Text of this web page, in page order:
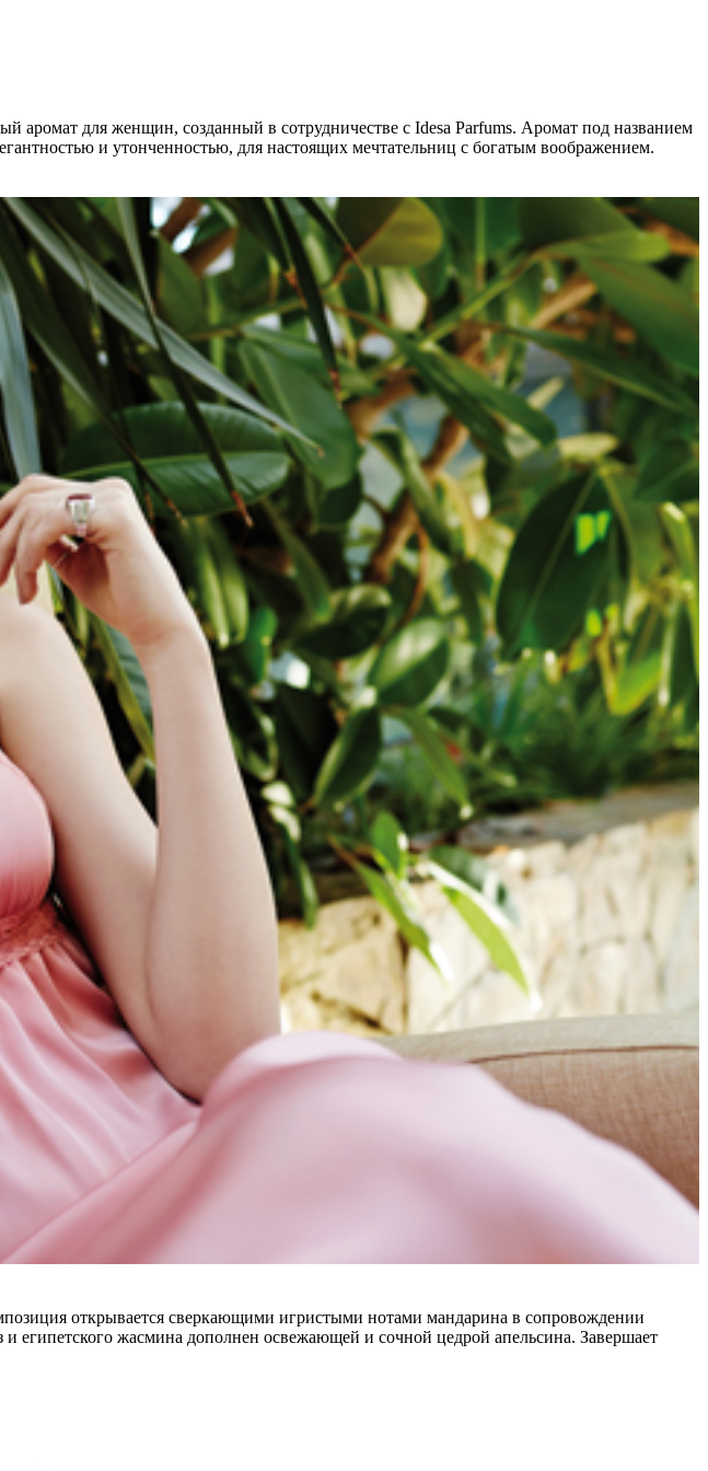
для женщин, созданный в сотрудничестве с Idesa Parfums. Аромат под названием
и утонченностью, для настоящих мечтательниц с богатым воображением.
открывается сверкающими игристыми нотами мандарина в сопровождении
египетского жасмина дополнен освежающей и сочной цедрой апельсина. Завершает